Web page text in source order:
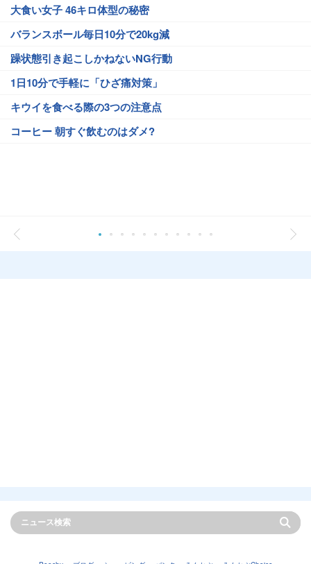
大食い女子 46キロ体型の秘密
バランスボール毎日10分で20kg減
躁状態引き起こしかねないNG行動
1日10分で手軽に「ひざ痛対策」
キウイを食べる際の3つの注意点
コーヒー 朝すぐ飲むのはダメ?